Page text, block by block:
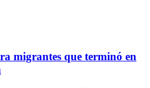
migrantes que terminó en